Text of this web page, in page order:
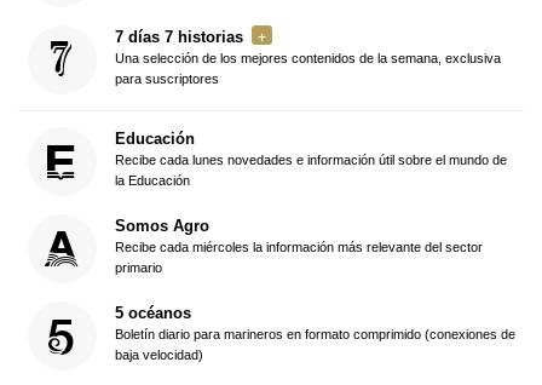
7 días 7 historias
Una selección de los mejores contenidos de la semana, exclusiva
para suscriptores
Educación
Recibe cada lunes novedades e información útil sobre el mundo de
la Educación
Somos Agro
Recibe cada miércoles la información más relevante del sector
primario
5 océanos
Boletín diario para marineros en formato comprimido (conexiones de
baja velocidad)